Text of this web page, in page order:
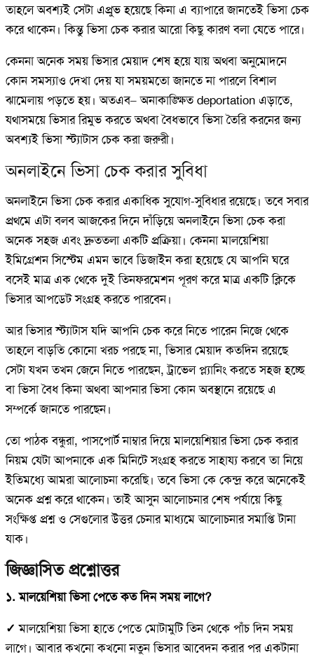
তাহলে অবশ্যই সেটা এপ্রুভ হয়েছে কিনা এ ব্যাপারে জানতেই ভিসা চেক
করে থাকেন। কিন্তু ভিসা চেক করার আরো কিছু কারণ বলা যেতে পারে।
কেননা অনেক সময় ভিসার মেয়াদ শেষ হয়ে যায় অথবা অনুমোদনে
কোন সমস্যাও দেখা দেয় যা সময়মতো জানতে না পারলে বিশাল
ঝামেলায় পড়তে হয়। অতএব– অনাকাঙ্ক্ষিত deportation এড়াতে,
যথাসময়ে ভিসার রিমুভ করতে অথবা বৈধভাবে ভিসা তৈরি করনের জন্য
অবশ্যই ভিসা স্ট্যাটাস চেক করা জরুরী।
অনলাইনে ভিসা চেক করার সুবিধা
অনলাইনে ভিসা চেক করার একাধিক সুযোগ-সুবিধার রয়েছে। তবে সবার
প্রথমে এটা বলব আজকের দিনে দাঁড়িয়ে অনলাইনে ভিসা চেক করা
অনেক সহজ এবং দ্রুততলা একটি প্রক্রিয়া। কেননা মালয়েশিয়া
ইমিগ্রেশন সিস্টেম এমন ভাবে ডিজাইন করা হয়েছে যে আপনি ঘরে
বসেই মাত্র এক থেকে দুই তিনফরমেশন পূরণ করে মাত্র একটি ক্লিকে
ভিসার আপডেট সংগ্রহ করতে পারবেন।
আর ভিসার স্ট্যাটাস যদি আপনি চেক করে নিতে পারেন নিজে থেকে
তাহলে বাড়তি কোনো খরচ পরছে না, ভিসার মেয়াদ কতদিন রয়েছে
সেটা যখন তখন জেনে নিতে পারছেন, ট্রাভেল প্ল্যানিং করতে সহজ হচ্ছে
বা ভিসা বৈধ কিনা অথবা আপনার ভিসা কোন অবস্থানে রয়েছে এ
সম্পর্কে জানতে পারছেন।
তো পাঠক বন্ধুরা, পাসপোর্ট নাম্বার দিয়ে মালয়েশিয়ার ভিসা চেক করার
নিয়ম যেটা আপনাকে এক মিনিটে সংগ্রহ করতে সাহায্য করবে তা নিয়ে
ইতিমধ্যে আমরা আলোচনা করেছি। তবে ভিসা কে কেন্দ্র করে অনেকেই
অনেক প্রশ্ন করে থাকেন। তাই আসুন আলোচনার শেষ পর্যায়ে কিছু
সংক্ষিপ্ত প্রশ্ন ও সেগুলোর উত্তর চেনার মাধ্যমে আলোচনার সমাপ্তি টানা
যাক।
জিজ্ঞাসিত প্রশ্নোত্তর
১. মালয়েশিয়া ভিসা পেতে কত দিন সময় লাগে?
✓মালয়েশিয়া ভিসা হাতে পেতে মোটামুটি তিন থেকে পাঁচ দিন সময়
লাগে। আবার কখনো কখনো নতুন ভিসার আবেদন করার পর একটানা